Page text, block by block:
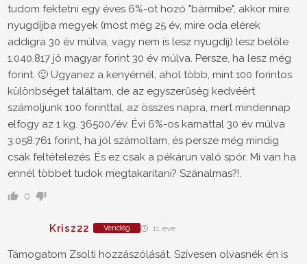
tudom fektetni egy éves 6%-ot hozó "bármibe", akkor mire
nyugdíjba megyek (most még 25 év, mire oda elérek
addigra 30 év múlva, vagy nem is lesz nyugdíj) lesz belőle
1.040.817 jó magyar forint 30 év múlva. Persze, ha lesz még
forint. 🙂 Ugyanez a kenyérnél, ahol több, mint 100 forintos
különbséget találtam, de az egyszerűség kedvéért
számoljunk 100 forinttal, az összes napra, mert mindennap
elfogy az 1 kg. 36500/év. Évi 6%-os kamattal 30 év múlva
3.058.761 forint, ha jól számoltam, és persze még mindig
csak feltételezés. És ez csak a pékárun való spór. Mi van ha
ennél többet tudok megtakarítani? Szánalmas?!.
0
Krisz22 Vendég 11 éve
Támogatom Zsolti hozzászólását. Szívesen olvasnék én is